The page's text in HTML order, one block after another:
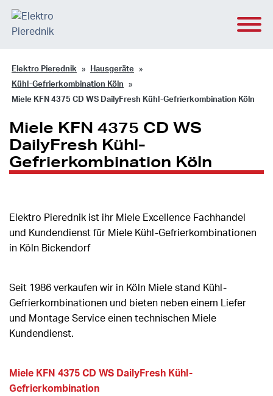
Elektro Pierednik Hausgeräte
Kühl-Gefrierkombination Köln
Miele KFN 4375 CD WS DailyFresh Kühl-Gefrierkombination Köln
Miele KFN 4375 CD WS
DailyFresh Kühl-
Gefrierkombination Köln
Elektro Pierednik ist ihr Miele Excellence Fachhandel
und Kundendienst für Miele Kühl-Gefrierkombinationen
in Köln Bickendorf
Seit 1986 verkaufen wir in Köln Miele stand Kühl-
Gefrierkombinationen und bieten neben einem Liefer
und Montage Service einen technischen Miele
Kundendienst.
Miele KFN 4375 CD WS DailyFresh Kühl-
Gefrierkombination